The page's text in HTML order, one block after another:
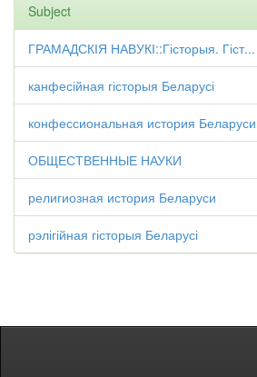
Subject
ГРАМАДСКІЯ НАВУКІ::Гісторыя. Гіст...
канфесійная гісторыя Беларусі
конфессиональная история Беларуси
ОБЩЕСТВЕННЫЕ НАУКИ
религиозная история Беларуси
рэлігійная гісторыя Беларусі